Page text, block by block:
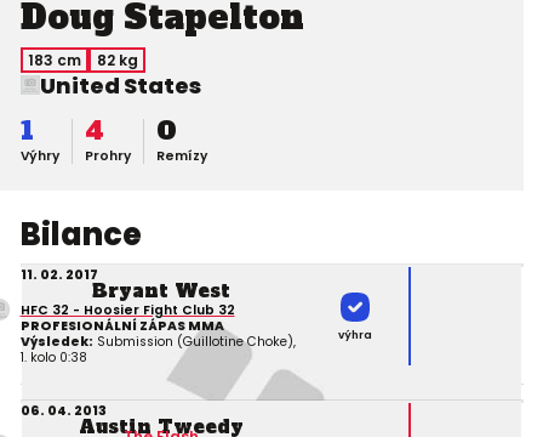
Doug Stapelton
183 cm 82 kg
United States
Výhry
1
Prohry
4
Remízy
0
Bilance
11. 02. 2017
Bryant West
HFC 32 - Hoosier Fight Club 32
PROFESIONÁLNÍ ZÁPAS MMA
Výsledek: Submission (Guillotine Choke),
1. kolo 0:38
výhra
06. 04. 2013
Austin Tweedy